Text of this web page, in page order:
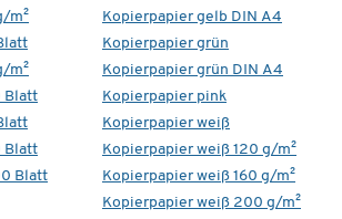
m²
m²
Blatt
Blatt
Blatt
Kopierpapier gelb DIN A4
Kopierpapier grün
Kopierpapier grün DIN A4
Kopierpapier pink
Kopierpapier weiß
Kopierpapier weiß 120 g/m²
Kopierpapier weiß 160 g/m²
Kopierpapier weiß 200 g/m²